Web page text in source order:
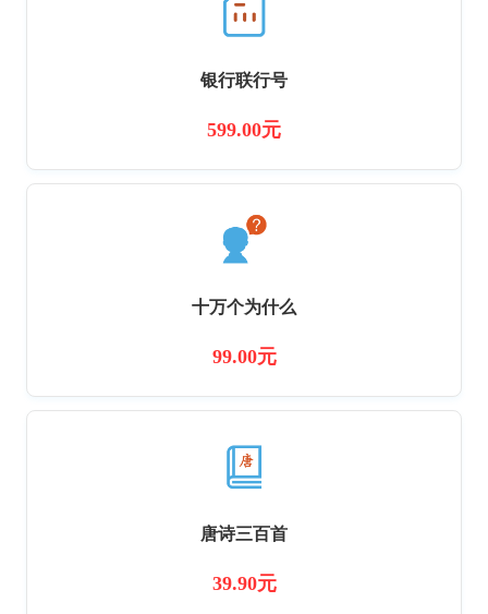
银行联行号
599.00元
十万个为什么
99.00元
唐诗三百首
39.90元